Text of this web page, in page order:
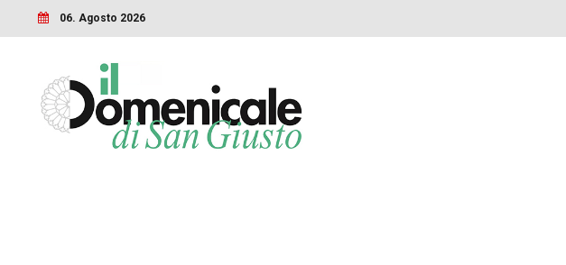
06. Agosto 2026